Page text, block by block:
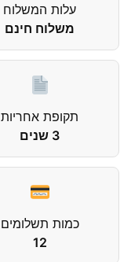
עלות המשלוח
משלוח חינם
תקופת אחריות
3 שנים
כמות תשלומים
12